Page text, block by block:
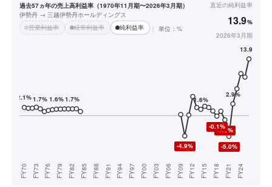
過去57ヵ年の売上高利益率（1970年11月期〜2026年3月期）
伊勢丹 → 三越伊勢丹ホールディングス
営業利益率
経常利益率 純利益率 単位：%
直近の純利益率
13.9%
2026年3月期